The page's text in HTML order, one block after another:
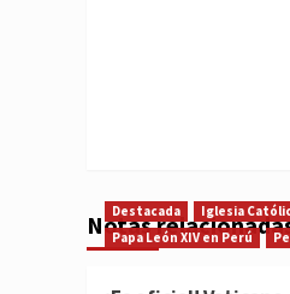
Notas
Destacada
Iglesia
Papa León XIV en Perú